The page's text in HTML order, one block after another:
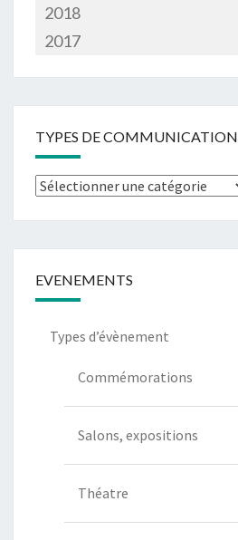
2018
2017
TYPES DE COMMUNICATION
Types
EVENEMENTS
Types d’évènement
Commémorations
Salons, expositions
Théatre